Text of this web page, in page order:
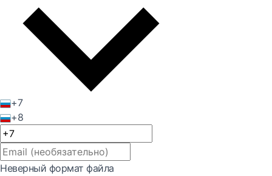
+7
+8
Неверный формат файла